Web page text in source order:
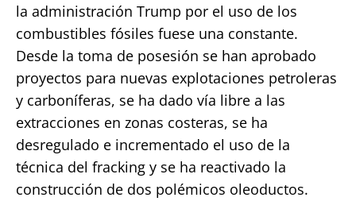
la administración Trump por el uso de los
combustibles fósiles fuese una constante.
Desde la toma de posesión se han aprobado
proyectos para nuevas explotaciones petroleras
y carboníferas, se ha dado vía libre a las
extracciones en zonas costeras, se ha
desregulado e incrementado el uso de la
técnica del fracking y se ha reactivado la
construcción de dos polémicos oleoductos.